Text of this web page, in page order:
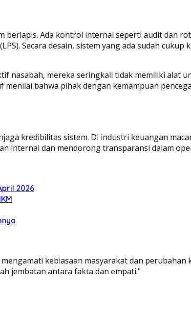
berlapis. Ada kontrol internal seperti audit dan
Secara desain, sistem yang ada sudah cukup
nasabah, mereka seringkali tidak memiliki alat
bahwa pihak dengan kemampuan
kredibilitas sistem. Di industri keuangan
internal dan mendorong transparansi dalam
2026
kebiasaan masyarakat dan
jembatan antara fakta dan empati."